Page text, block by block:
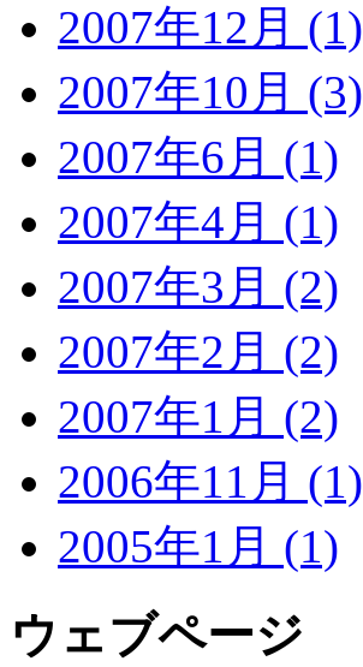
2007年12月 (1)
2007年10月 (3)
2007年6月 (1)
2007年4月 (1)
2007年3月 (2)
2007年2月 (2)
2007年1月 (2)
2006年11月 (1)
2005年1月 (1)
ウェブページ